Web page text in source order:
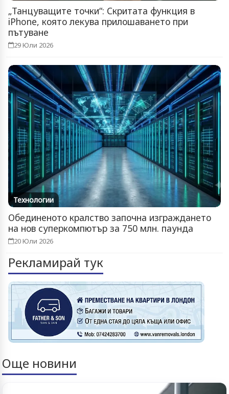
„Танцуващите точки“: Скритата функция в
iPhone, която лекува прилошаването при
пътуване
29 Юли 2026
Технологии
Обединеното кралство започна изграждането
на нов суперкомпютър за 750 млн. паунда
20 Юли 2026
Рекламирай тук
Още новини